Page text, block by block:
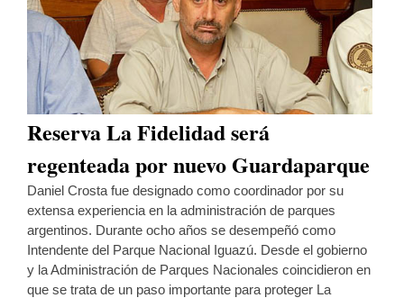
Reserva La Fidelidad será
regenteada por nuevo Guardaparque
Daniel Crosta fue designado como coordinador por su
extensa experiencia en la administración de parques
argentinos. Durante ocho años se desempeñó como
Intendente del Parque Nacional Iguazú. Desde el gobierno
y la Administración de Parques Nacionales coincidieron en
que se trata de un paso importante para proteger La